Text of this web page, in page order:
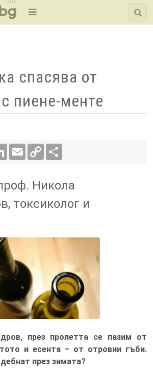
BETA
спасява от
пиене-менте
LinkedInEmail
Copy
Link
Никола
токсиколог и
алкохолизъм не влиза в
през пролетта се пазим от
и есента – от отровни гъби.
през зимата?